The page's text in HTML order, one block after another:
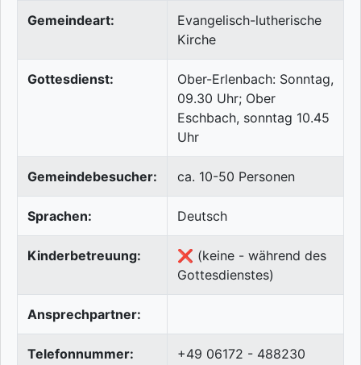
Gemeindeart:
Evangelisch-lutherische
Kirche
Gottesdienst:
Ober-Erlenbach: Sonntag,
09.30 Uhr; Ober
Eschbach, sonntag 10.45
Uhr
Gemeindebesucher: ca. 10-50 Personen
Sprachen: Deutsch
Kinderbetreuung:
❌ (keine - während des
Gottesdienstes)
Ansprechpartner:
Telefonnummer: +49 06172 - 488230